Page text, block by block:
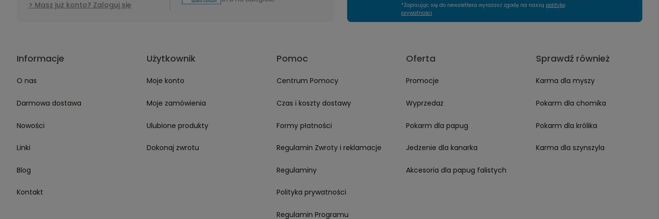
Masz już konto? Zaloguj się
*Zapisując się do newslettera wyrażasz zgodę na naszą politykę
prywatności
Informacje
O nas
Darmowa dostawa
Nowości
Linki
Blog
Kontakt
Użytkownik
Moje konto
Moje zamówienia
Ulubione produkty
Dokonaj zwrotu
Pomoc
Centrum Pomocy
Czas i koszty dostawy
Formy płatności
Regulamin Zwroty i reklamacje
Regulaminy
Polityka prywatności
Regulamin Programu
Oferta
Promocje
Wyprzedaż
Pokarm dla papug
Jedzenie dla kanarka
Akcesoria dla papug falistych
Sprawdź również
Karma dla myszy
Pokarm dla chomika
Pokarm dla królika
Karma dla szynszyla